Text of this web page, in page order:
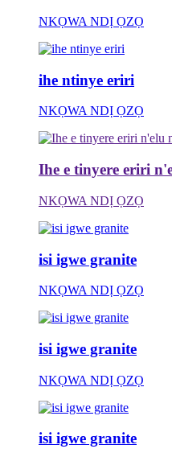
NKỌWA NDỊ ỌZỌ
ihe ntinye eriri
NKỌWA NDỊ ỌZỌ
Ihe e tinyere eriri
NKỌWA NDỊ ỌZỌ
isi igwe granite
NKỌWA NDỊ ỌZỌ
isi igwe granite
NKỌWA NDỊ ỌZỌ
isi igwe granite